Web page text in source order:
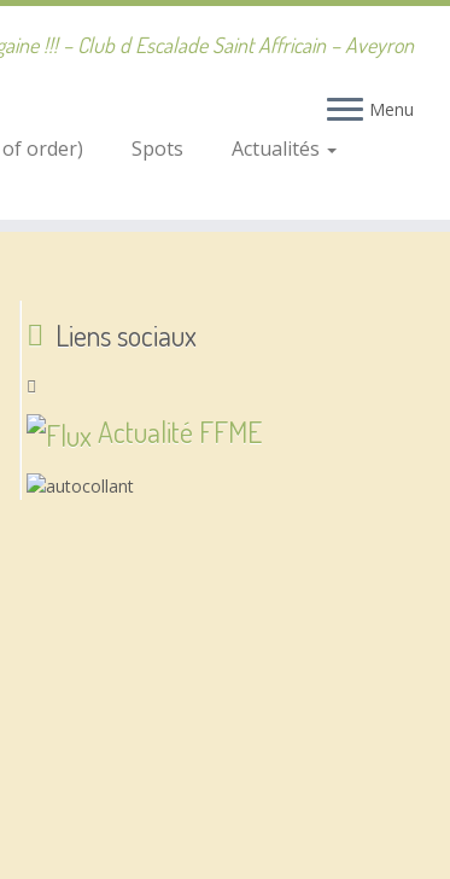
!!! – Club d Escalade Saint Affricain – Aveyron
Menu
order) Spots
Actualités
Liens sociaux
Actualité FFME